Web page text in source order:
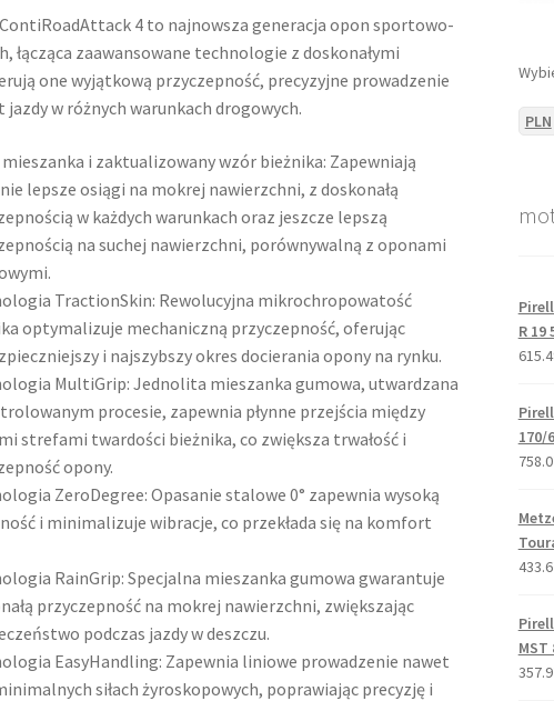
4 to najnowsza generacja opon sportowo-
łącząca zaawansowane technologie z doskonałymi
one wyjątkową przyczepność, precyzyjne prowadzenie
w różnych warunkach drogowych.​
i zaktualizowany wzór bieżnika: Zapewniają
lepsze osiągi na mokrej nawierzchni, z doskonałą
w każdych warunkach oraz jeszcze lepszą
na suchej nawierzchni, porównywalną z oponami
TractionSkin: Rewolucyjna mikrochropowatość
optymalizuje mechaniczną przyczepność, oferując
i najszybszy okres docierania opony na rynku.
MultiGrip: Jednolita mieszanka gumowa, utwardzana
procesie, zapewnia płynne przejścia między
strefami twardości bieżnika, co zwiększa trwałość i
opony.
ZeroDegree: Opasanie stalowe 0° zapewnia wysoką
i minimalizuje wibracje, co przekłada się na komfort
RainGrip: Specjalna mieszanka gumowa gwarantuje
przyczepność na mokrej nawierzchni, zwiększając
podczas jazdy w deszczu.
EasyHandling: Zapewnia liniowe prowadzenie nawet
siłach żyroskopowych, poprawiając precyzję i
PLN
R 19
170/
MST